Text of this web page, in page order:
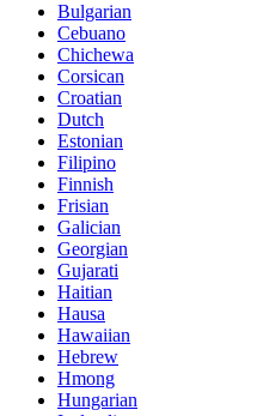
Bulgarian
Cebuano
Chichewa
Corsican
Croatian
Dutch
Estonian
Filipino
Finnish
Frisian
Galician
Georgian
Gujarati
Haitian
Hausa
Hawaiian
Hebrew
Hmong
Hungarian